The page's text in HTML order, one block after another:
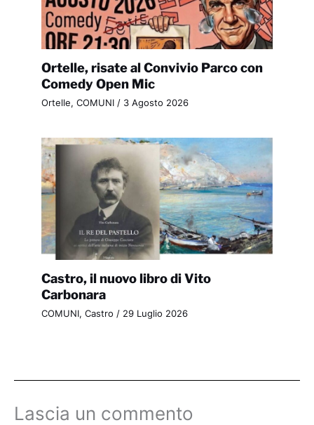
Ortelle, risate al Convivio Parco con
Comedy Open Mic
Ortelle, COMUNI/ 3 Agosto 2026
Castro, il nuovo libro di Vito
Carbonara
COMUNI, Castro / 29 Luglio 2026
Lascia un commento